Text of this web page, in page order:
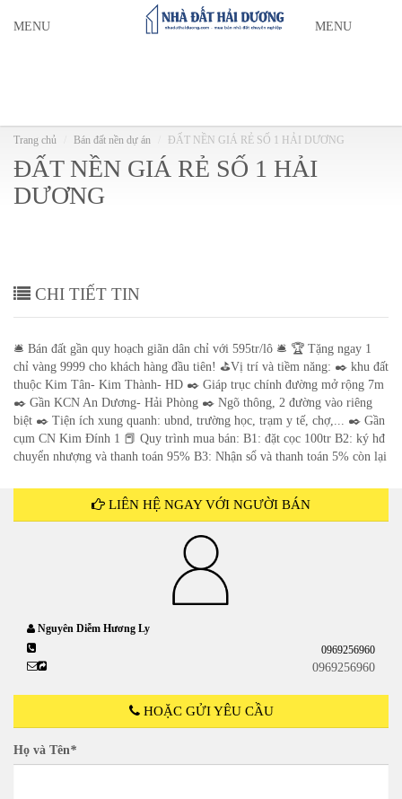
MENU MENU
Trang chủ Bán đất nền dự án ĐẤT NỀN GIÁ RẺ SỐ 1 HẢI DƯƠNG
ĐẤT NỀN GIÁ RẺ SỐ 1 HẢI
DƯƠNG
CHI TIẾT TIN
🛎 Bán đất gần quy hoạch giãn dân chỉ với 595tr/lô 🛎 🏆 Tặng ngay 1
chỉ vàng 9999 cho khách hàng đầu tiên! ⛳️Vị trí và tiềm năng: ✒️ khu đất
thuộc Kim Tân- Kim Thành- HD ✒️ Giáp trục chính đường mở rộng 7m
✒️ Gần KCN An Dương- Hải Phòng ✒️ Ngõ thông, 2 đường vào riêng
biệt ✒️ Tiện ích xung quanh: ubnd, trường học, trạm y tế, chợ,... ✒️ Gần
cụm CN Kim Đính 1 📕 Quy trình mua bán: B1: đặt cọc 100tr B2: ký hđ
chuyển nhượng và thanh toán 95% B3: Nhận sổ và thanh toán 5% còn lại
LIÊN HỆ NGAY VỚI NGƯỜI BÁN
Nguyên Diễm Hương Ly
0969256960
0969256960
HOẶC GỬI YÊU CẦU
Họ và Tên*